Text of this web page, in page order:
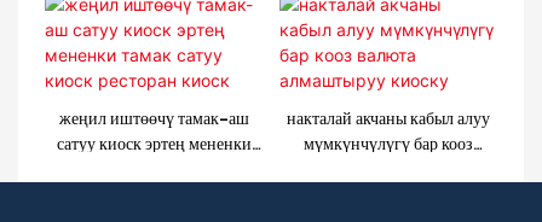
киоск1
жеңил иштөөчү тамак-аш
сатуу киоск эртең мененки
накталай акчаны кабыл алуу
мүмкүнчүлүгү бар кооз